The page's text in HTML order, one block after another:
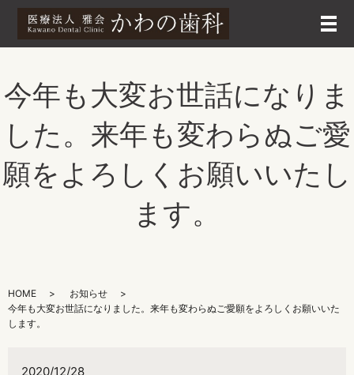
メ
今年も大変お世話になりま
した。来年も変わらぬご愛
願をよろしくお願いいたし
ます。
HOME
お知らせ
今年も大変お世話になりました。来年も変わらぬご愛願をよろしくお願いいた
します。
2020/12/28